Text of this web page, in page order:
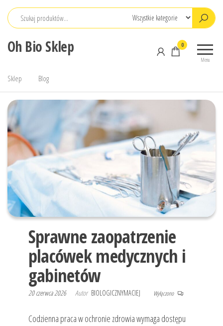
Przejdź
Oh Bio Sklep
Menu
0
Sklep Blog
Sprawne zaopatrzenie
placówek medycznych i
gabinetów
20 czerwca 2026 Autor BIOLOGICZNYMACIEJ Wyłączono
Codzienna praca w ochronie zdrowia wymaga dostępu